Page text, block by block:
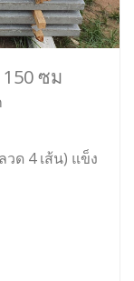
ซม
ด 4 เส้น) แข็ง